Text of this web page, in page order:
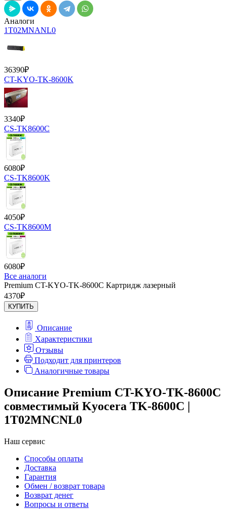
Аналоги
1T02MNANL0
36390₽
CT-KYO-TK-8600K
3340₽
CS-TK8600C
6080₽
CS-TK8600K
4050₽
CS-TK8600M
6080₽
Все аналоги
Premium CT-KYO-TK-8600C Картридж лазерный
4370₽
КУПИТЬ
Описание
Характеристики
Отзывы
Подходит для принтеров
Аналогичные товары
Описание Premium CT-KYO-TK-8600C
совместимый Kyocera TK-8600C |
1T02MNCNL0
Наш сервис
Способы оплаты
Доставка
Гарантия
Обмен / возврат товара
Возврат денег
Вопросы и ответы